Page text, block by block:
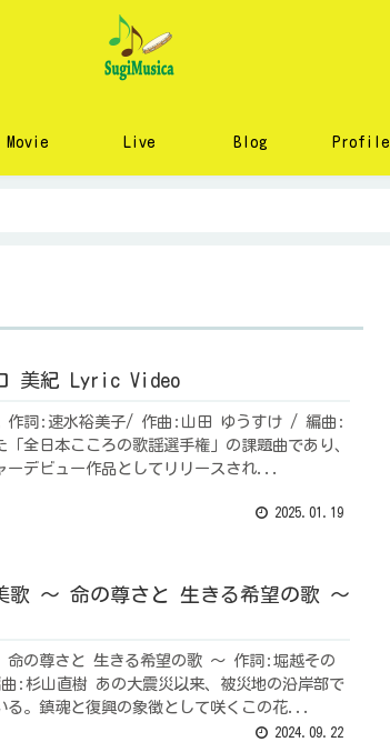
Movie Live Blog Profile
美紀 Lyric Video
作詞:速水裕美子/ 作曲:山田 ゆうすけ / 編曲:
全日本こころの歌謡選手権」の課題曲であり、
ーデビュー作品としてリリースされ...
2025.01.19
歌 ～ 命の尊さと 生きる希望の歌 ～
命の尊さと 生きる希望の歌 ～ 作詞:堀越その
杉山直樹 あの大震災以来、被災地の沿岸部で
る。鎮魂と復興の象徴として咲くこの花...
2024.09.22